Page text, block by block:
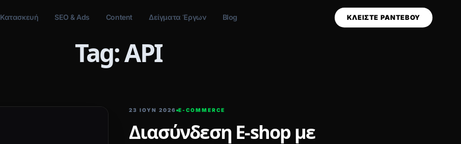
Κατασκευή SEO & Ads Content Δείγματα Έργων Blog ΚΛΕΙΣΤΕ ΡΑΝΤΕΒΟΥ
Tag: API
23 ΙΟΥΝ 2026 E-COMMERCE
Διασύνδεση E-shop με